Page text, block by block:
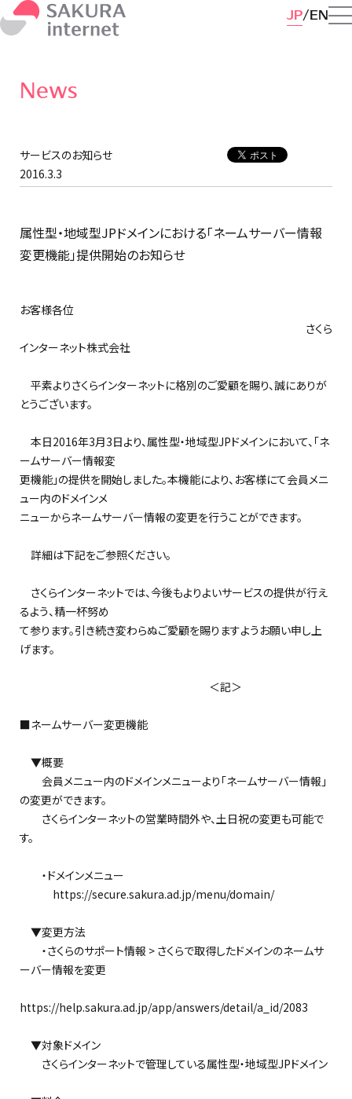
JP EN
News
サービスのお知らせ
2016.3.3
属性型・地域型JPドメインにおける「ネームサーバー情報
変更機能」提供開始のお知らせ
お客様各位
さくら
インターネット株式会社
平素よりさくらインターネットに格別のご愛顧を賜り、誠にありが
とうございます。
本日2016年3月3日より、属性型・地域型JPドメインにおいて、「ネ
ームサーバー情報変
更機能」の提供を開始しました。本機能により、お客様にて会員メニ
ュー内のドメインメ
ニューからネームサーバー情報の変更を行うことができます。
詳細は下記をご参照ください。
さくらインターネットでは、今後もよりよいサービスの提供が行え
るよう、精一杯努め
て参ります。引き続き変わらぬご愛顧を賜りますようお願い申し上
げます。
＜記＞
■ネームサーバー変更機能
▼概要
会員メニュー内のドメインメニューより「ネームサーバー情報」
の変更ができます。
さくらインターネットの営業時間外や、土日祝の変更も可能で
す。
・ドメインメニュー
https://secure.sakura.ad.jp/menu/domain/
▼変更方法
・さくらのサポート情報 > さくらで取得したドメインのネームサ
ーバー情報を変更
https://help.sakura.ad.jp/app/answers/detail/a_id/2083
▼対象ドメイン
さくらインターネットで管理している属性型・地域型JPドメイン